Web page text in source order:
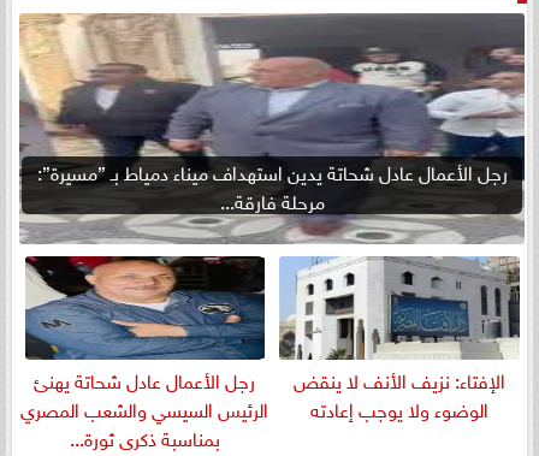
رجل الأعمال عادل شحاتة يدين استهداف ميناء دمياط بـ ”مسيرة”:
مرحلة فارقة...
الإفتاء: نزيف الأنف لا ينقض
الوضوء ولا يوجب إعادته
رجل الأعمال عادل شحاتة يهنئ
الرئيس السيسي والشعب المصري
بمناسبة ذكرى ثورة...